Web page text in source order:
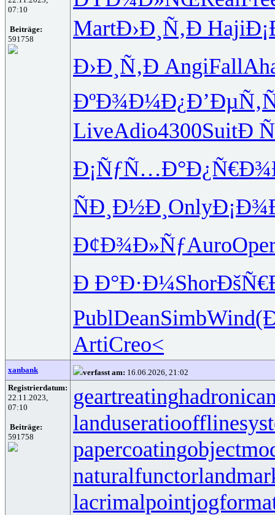
07:10
Beiträge:
591758
MartÐ›Ð¸Ñ‚Ð Haji
Ð›Ð¸Ñ‚Ð AngiFall
ÐºÐ¾Ð¼Ð¿
LiveAdio4300SuitÐ
Ð¡ÑƒÑ…Ð°
ÑÐ¸Ð½Ð¸ Only
Ð¢Ð¾Ð»ÑƒAuro
Ð Ð°Ð·Ð¼Shor
PublDeanSimbWind
ArtiCreo<
xanbank verfasst am: 16.06.2026, 21:02
Registrierdatum:
22.11.2023,
07:10
Beiträge:
591758
geartreating
landuseratio
papercoating
naturalfunctor
lacrimalpoint